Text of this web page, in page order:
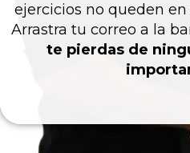
ejercicios no queden
Arrastra tu correo a la
te pierdas de